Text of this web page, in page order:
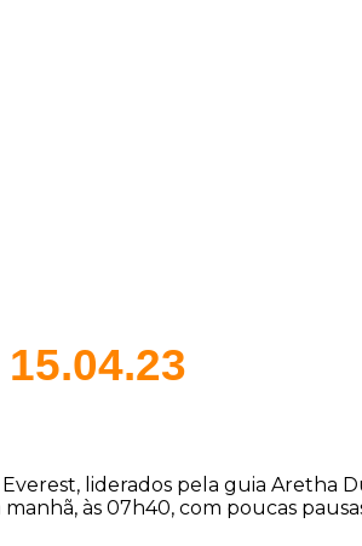
liderados pela guia Aretha
às 07h40, com poucas